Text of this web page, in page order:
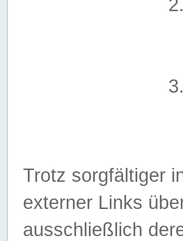
Trotz sorgfältiger
externer Links
ausschließlich